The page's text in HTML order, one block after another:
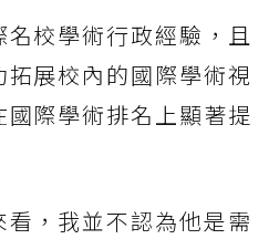
校學術行政經驗，且
展校內的國際學術視
際學術排名上顯著提
，我並不認為他是需